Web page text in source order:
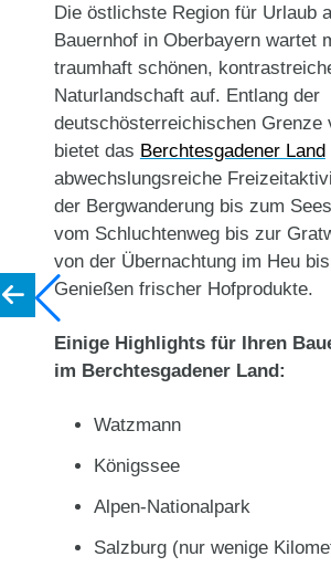
Die östlichste Region für Urlaub
Bauernhof in Oberbayern wartet
traumhaft schönen,
Naturlandschaft auf. Entlang der
deutschösterreichischen Grenze
bietet das Berchtesgadener Land
abwechslungsreiche
der Bergwanderung bis zum
vom Schluchtenweg bis zur
von der Übernachtung im Heu
Genießen frischer Hofprodukte.
Einige Highlights für Ihren
im Berchtesgadener Land:
Watzmann
Königssee
Alpen-Nationalpark
Salzburg (nur wenige